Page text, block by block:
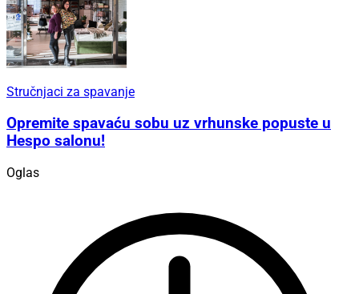
Stručnjaci za spavanje
Opremite spavaću sobu uz vrhunske popuste u
Hespo salonu!
Oglas